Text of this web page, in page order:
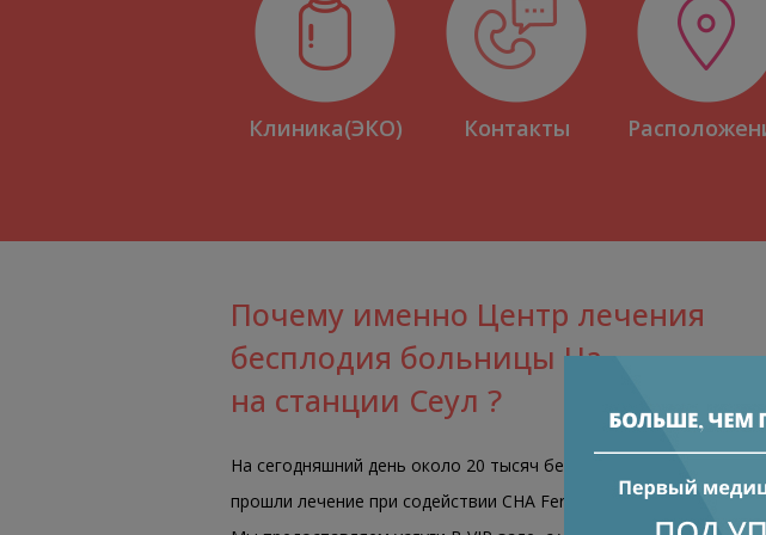
Клиника(ЭКО) Контакты
Почему именно Центр лечения
бесплодия больницы Ча
на станции Сеул ?
На сегодняшний день около 20 тысяч бесплодных пар успешно
прошли лечение при содействии CHA Fertility Center.
Директор центра Юн
Специальность: ЭКО с
поликистозных
(криоконсервация),
тестирование (PGT),
лапароскопия,